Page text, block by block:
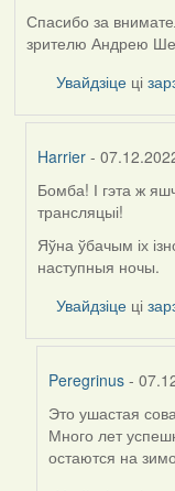
Спасибо за
зрителю Андрею
Увайдзіце ці
Harrier -
In
reply
to
by
Бомба! І гэта ж
трансляцыі!
Яўна ўбачым іх
наступныя ночы.
Увайдзіце ці
Peregrinus -
In
reply
to
Это ушастая
Много лет
остаются на